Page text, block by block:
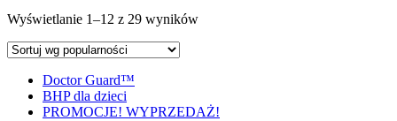
Wyświetlanie 1–12 z 29 wyników
Doctor Guard™
BHP dla dzieci
PROMOCJE! WYPRZEDAŻ!